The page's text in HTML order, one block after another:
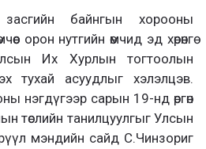
байнгын хорооны
орон нутгийн өмчид эд хөрөнгө
Их Хурлын тогтоолын
тухай асуудлыг хэлэлцэв.
нэгдүгээр сарын 19-нд өргөн
төслийн танилцуулгыг Улсын
мэндийн сайд С.Чинзориг